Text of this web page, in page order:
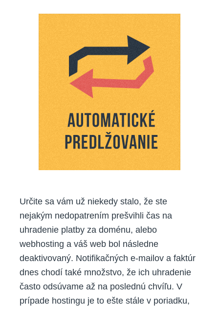
služieb
Určite sa vám už niekedy stalo, že ste
nejakým nedopatrením prešvihli čas na
uhradenie platby za doménu, alebo
webhosting a váš web bol následne
deaktivovaný. Notifikačných e-mailov a faktúr
dnes chodí také množstvo, že ich uhradenie
často odsúvame až na poslednú chvíľu. V
prípade hostingu je to ešte stále v poriadku,